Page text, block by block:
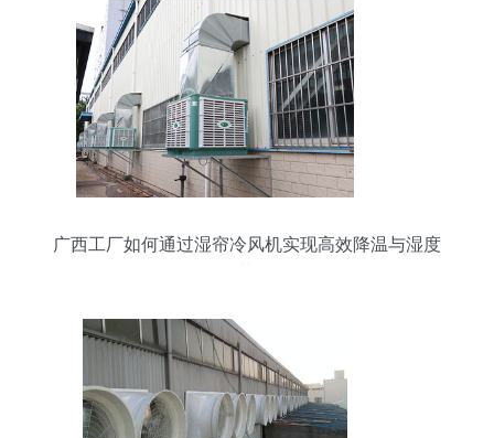
广西工厂如何通过湿帘冷风机实现高效降温与湿度